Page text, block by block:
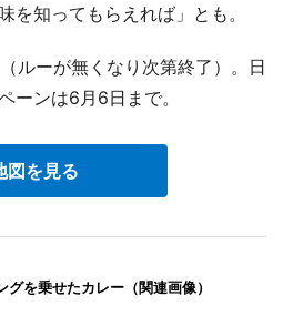
を知ってもらえれば」とも。
ルーが無くなり次第終了）。日
ーンは6月6日まで。
図を見る
グを乗せたカレー（関連画像）